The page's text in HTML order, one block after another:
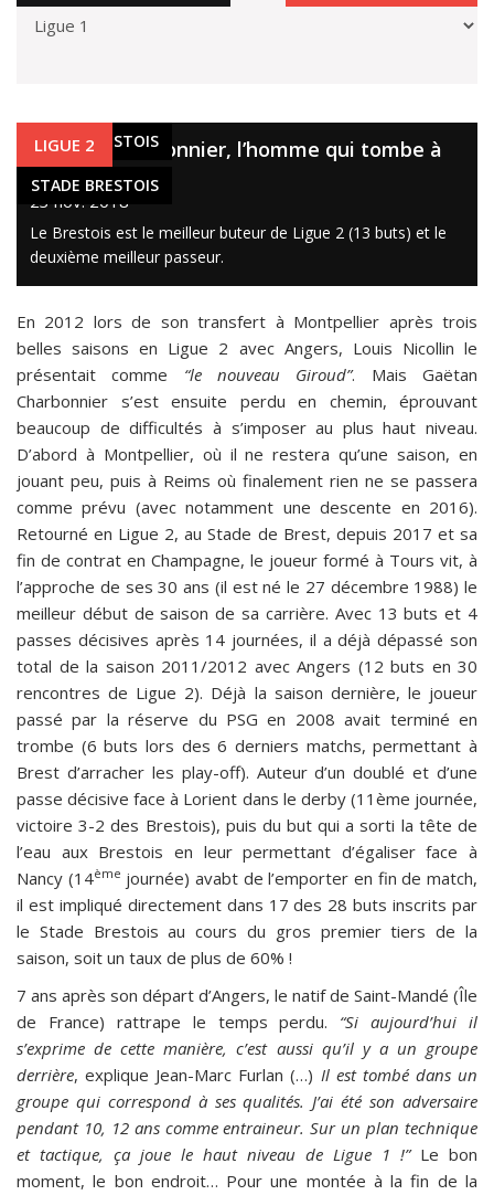
STADE BRESTOIS
LIGUE 2
STADE BRESTOIS
Gaëtan Charbonnier, l’homme qui tombe à
pic
23 nov. 2018
Le Brestois est le meilleur buteur de Ligue 2 (13 buts) et le
deuxième meilleur passeur.
En 2012 lors de son transfert à Montpellier après trois
belles saisons en Ligue 2 avec Angers, Louis Nicollin le
présentait comme “le nouveau Giroud”. Mais Gaëtan
Charbonnier s’est ensuite perdu en chemin, éprouvant
beaucoup de difficultés à s’imposer au plus haut niveau.
D’abord à Montpellier, où il ne restera qu’une saison, en
jouant peu, puis à Reims où finalement rien ne se passera
comme prévu (avec notamment une descente en 2016).
Retourné en Ligue 2, au Stade de Brest, depuis 2017 et sa
fin de contrat en Champagne, le joueur formé à Tours vit, à
l’approche de ses 30 ans (il est né le 27 décembre 1988) le
meilleur début de saison de sa carrière. Avec 13 buts et 4
passes décisives après 14 journées, il a déjà dépassé son
total de la saison 2011/2012 avec Angers (12 buts en 30
rencontres de Ligue 2). Déjà la saison dernière, le joueur
passé par la réserve du PSG en 2008 avait terminé en
trombe (6 buts lors des 6 derniers matchs, permettant à
Brest d’arracher les play-off). Auteur d’un doublé et d’une
passe décisive face à Lorient dans le derby (11ème journée,
victoire 3-2 des Brestois), puis du but qui a sorti la tête de
l’eau aux Brestois en leur permettant d’égaliser face à
Nancy (14ème journée) avabt de l’emporter en fin de match,
il est impliqué directement dans 17 des 28 buts inscrits par
le Stade Brestois au cours du gros premier tiers de la
saison, soit un taux de plus de 60% !
7 ans après son départ d’Angers, le natif de Saint-Mandé (Île
de France) rattrape le temps perdu. “Si aujourd’hui il
s’exprime de cette manière, c’est aussi qu’il y a un groupe
derrière, explique Jean-Marc Furlan (…) Il est tombé dans un
groupe qui correspond à ses qualités. J’ai été son adversaire
pendant 10, 12 ans comme entraineur. Sur un plan technique
et tactique, ça joue le haut niveau de Ligue 1 !”Le bon
moment, le bon endroit… Pour une montée à la fin de la